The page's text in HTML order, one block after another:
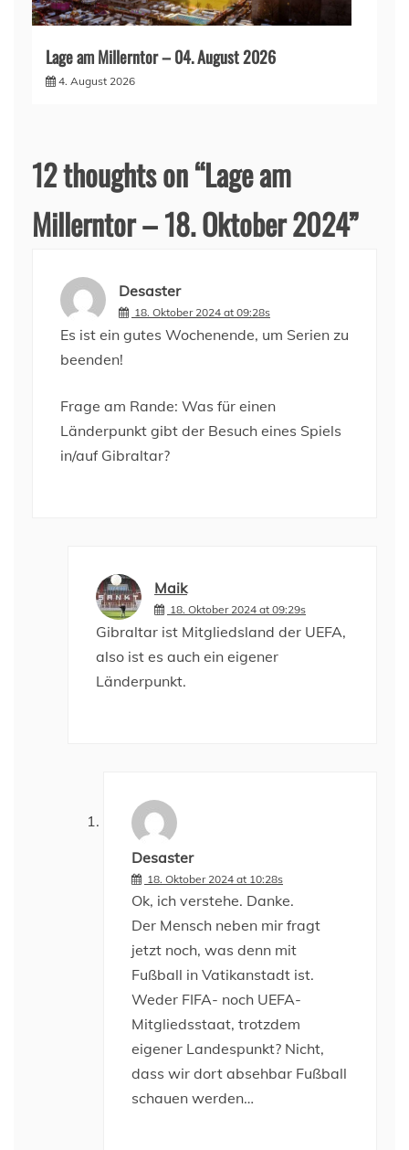
Lage am Millerntor – 04. August 2026
4. August 2026
12 thoughts on “Lage am
Millerntor – 18. Oktober 2024”
Desaster
18. Oktober 2024 at 09:28s
Es ist ein gutes Wochenende, um Serien zu
beenden!
Frage am Rande: Was für einen
Länderpunkt gibt der Besuch eines Spiels
in/auf Gibraltar?
Maik
18. Oktober 2024 at 09:29s
Gibraltar ist Mitgliedsland der UEFA,
also ist es auch ein eigener
Länderpunkt.
Desaster
18. Oktober 2024 at 10:28s
Ok, ich verstehe. Danke.
Der Mensch neben mir fragt
jetzt noch, was denn mit
Fußball in Vatikanstadt ist.
Weder FIFA- noch UEFA-
Mitgliedsstaat, trotzdem
eigener Landespunkt? Nicht,
dass wir dort absehbar Fußball
schauen werden…